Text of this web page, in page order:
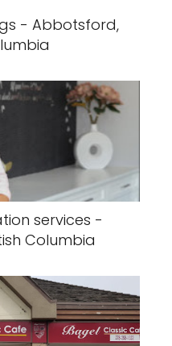
- Abbotsford,
services -
Columbia